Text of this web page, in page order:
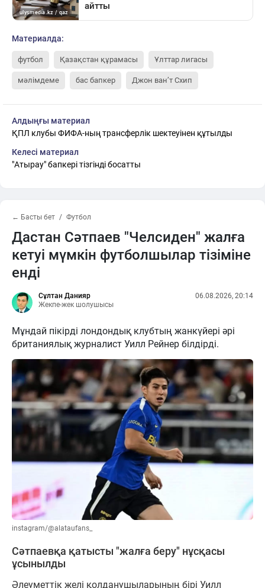
Материалда:
футбол Қазақстан құрамасы Ұлттар лигасы
мәлімдеме бас бапкер Джон ван’т Схип
Алдыңғы материал
ҚПЛ клубы ФИФА-ның трансферлік шектеуінен құтылды
Келесі материал
"Атырау" бапкері тізгінді босатты
← Басты бет Футбол
Дастан Сәтпаев "Челсиден" жалға
кетуі мүмкін футболшылар тізіміне
енді
Сұлтан Данияр
Жекпе-жек шолушысы
06.08.2026, 20:14
Мұндай пікірді лондондық клубтың жанкүйері әрі
британиялық журналист Уилл Рейнер білдірді.
instagram/@alataufans_
Сәтпаевқа қатысты "жалға беру" нұсқасы
ұсынылды
Әлеуметтік желі қолданушыларының бірі Уилл